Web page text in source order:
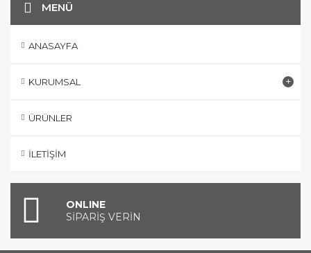
MENÜ
ANASAYFA
KURUMSAL
ÜRÜNLER
İLETIŞIM
ONLINE
SİPARİŞ VERİN